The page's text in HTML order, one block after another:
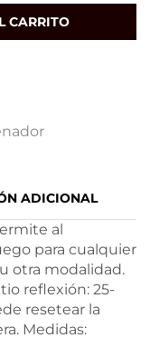
CARRITO
ADICIONAL
al
para cualquier
otra modalidad.
reflexión: 25-
resetear la
Medidas: